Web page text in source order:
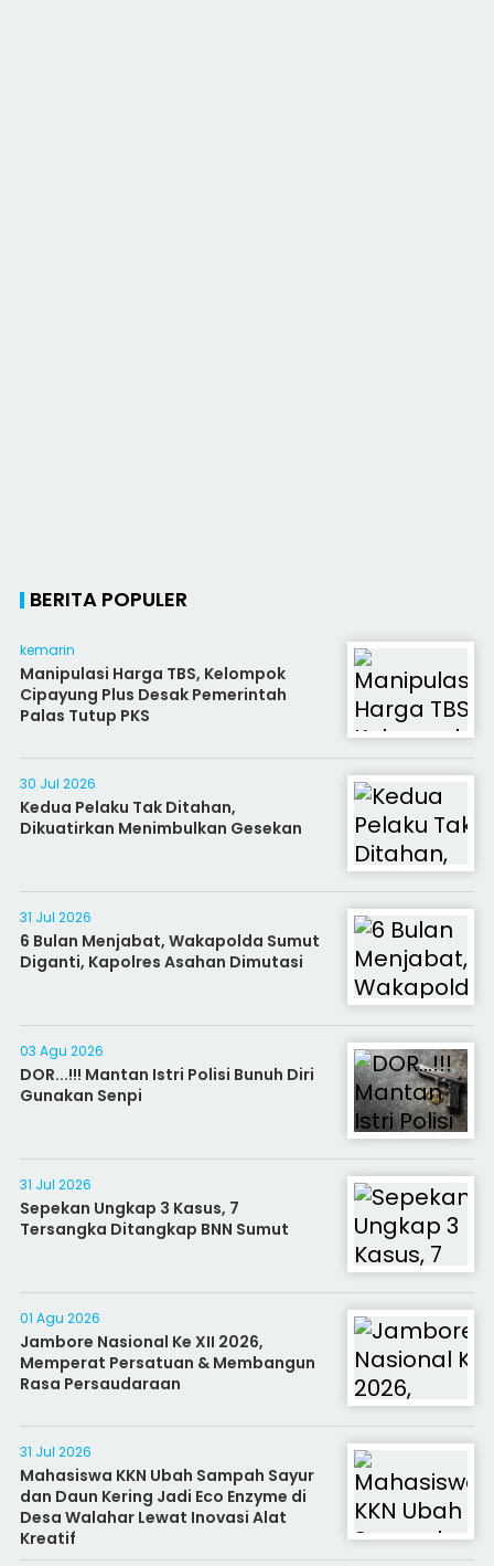
BERITA POPULER
kemarin
Manipulasi Harga TBS, Kelompok
Cipayung Plus Desak Pemerintah
Palas Tutup PKS
30 Jul 2026
Kedua Pelaku Tak Ditahan,
Dikuatirkan Menimbulkan Gesekan
31 Jul 2026
6 Bulan Menjabat, Wakapolda Sumut
Diganti, Kapolres Asahan Dimutasi
03 Agu 2026
DOR...!!! Mantan Istri Polisi Bunuh Diri
Gunakan Senpi
31 Jul 2026
Sepekan Ungkap 3 Kasus, 7
Tersangka Ditangkap BNN Sumut
01 Agu 2026
Jambore Nasional Ke XII 2026,
Memperat Persatuan & Membangun
Rasa Persaudaraan
31 Jul 2026
Mahasiswa KKN Ubah Sampah Sayur
dan Daun Kering Jadi Eco Enzyme di
Desa Walahar Lewat Inovasi Alat
Kreatif